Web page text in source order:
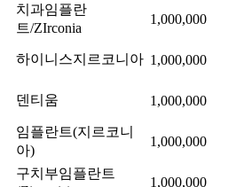
치과임플란
트/ZIrconia
1,000,000
하이니스지르코니아 1,000,000
덴티움 1,000,000
임플란트(지르코니
아)
1,000,000
구치부임플란트
1,000,000